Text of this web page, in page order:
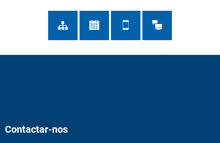
Contactar-nos